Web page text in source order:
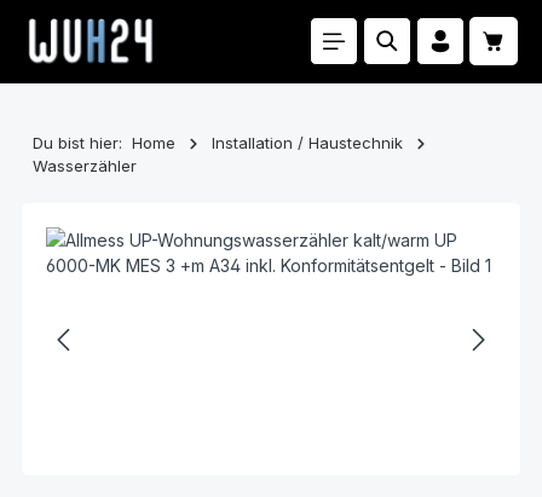
Zum Hauptinhalt springen
Du bist hier: Home
Installation / Haustechnik
Wasserzähler